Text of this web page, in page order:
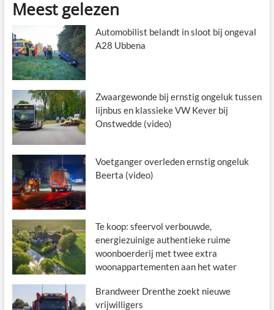
Meest gelezen
Automobilist belandt in sloot bij ongeval
A28 Ubbena
Zwaargewonde bij ernstig ongeluk tussen
lijnbus en klassieke VW Kever bij
Onstwedde (video)
Voetganger overleden ernstig ongeluk
Beerta (video)
Te koop: sfeervol verbouwde,
energiezuinige authentieke ruime
woonboerderij met twee extra
woonappartementen aan het water
Brandweer Drenthe zoekt nieuwe
vrijwilligers